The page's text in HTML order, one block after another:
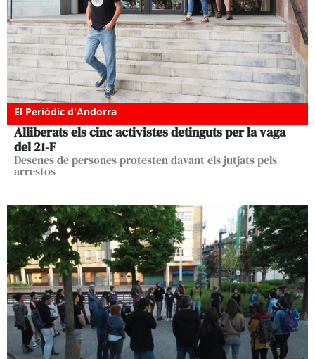
El Periòdic d'Andorra
Alliberats els cinc activistes detinguts per la vaga
del 21-F
Desenes de persones protesten davant els jutjats pels
arrestos